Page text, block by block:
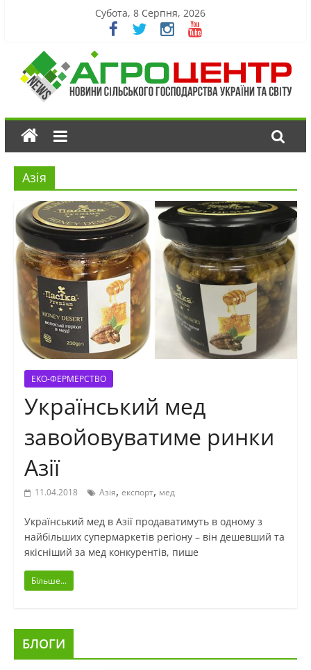
Субота, 8 Серпня, 2026
Азія
ЕКО-ФЕРМЕРСТВО
Український мед
завойовуватиме ринки
Азії
11.04.2018 Азія, експорт, мед
Український мед в Азії продаватимуть в одному з
найбільших супермаркетів регіону – він дешевший та
якісніший за мед конкурентів, пише
Більше...
БЛОГИ